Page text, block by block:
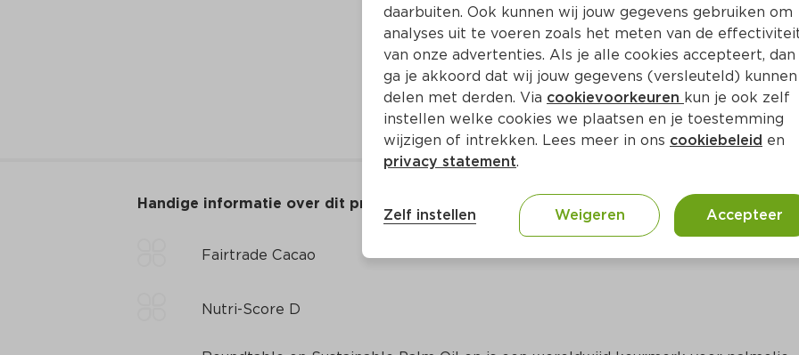
Handige informatie over dit product
Fairtrade Cacao
Nutri-Score D
daarbuiten. Ook kunnen wij jouw gegevens gebruiken om
analyses uit te voeren zoals het meten van de
van onze advertenties. Als je alle cookies accepteert, dan
ga je akkoord dat wij jouw gegevens (versleuteld) kunnen
delen met derden. Via cookievoorkeuren kun je ook zelf
instellen welke cookies we plaatsen en je toestemming
wijzigen of intrekken. Lees meer in ons cookiebeleid en
privacy statement.
Zelf instellen Weigeren Accepteer